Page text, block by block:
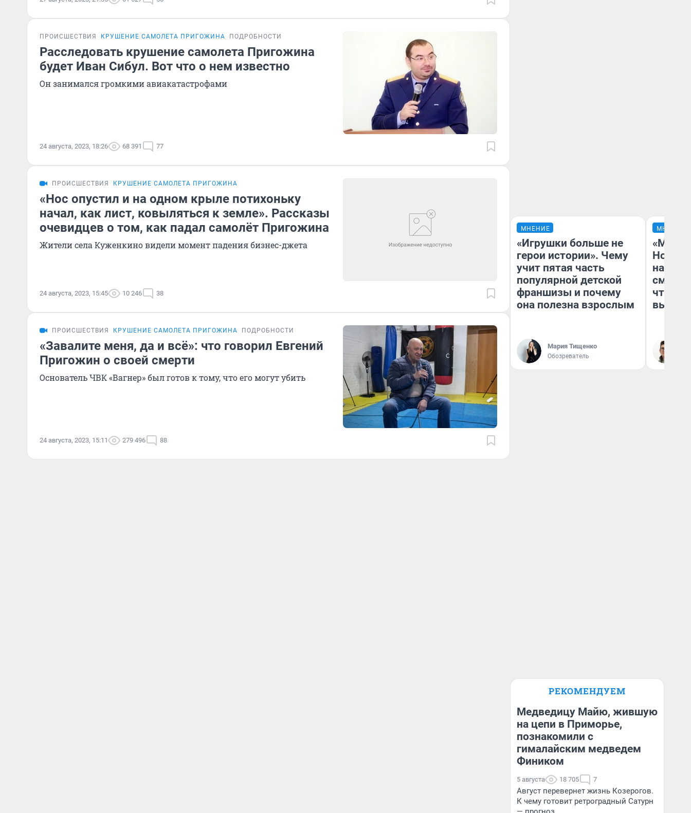
ПРОИСШЕСТВИЯ КРУШЕНИЕ САМОЛЕТА ПРИГОЖИНА ПОДРОБНОСТИ
Расследовать крушение самолета Пригожина
будет Иван Сибул. Вот что о нем известно
Он занимался громкими авиакатастрофами
24 августа, 2023, 18:26 68 391 77
ПРОИСШЕСТВИЯ КРУШЕНИЕ САМОЛЕТА ПРИГОЖИНА
«Нос опустил и на одном крыле потихоньку
начал, как лист, ковыляться к земле». Рассказы
очевидцев о том, как падал самолёт Пригожина
Жители села Куженкино видели момент падения бизнес-джета
24 августа, 2023, 15:45 10 246 38
ПРОИСШЕСТВИЯ КРУШЕНИЕ САМОЛЕТА ПРИГОЖИНА ПОДРОБНОСТИ
«Завалите меня, да и всё»: что говорил Евгений
Пригожин о своей смерти
Основатель ЧВК «Вагнер» был готов к тому, что его могут убить
24 августа, 2023, 15:11 279 496 88
МНЕНИЕ
«Игрушки больше не
герои истории». Чему
учит пятая часть
популярной детской
франшизы и почему
она полезна взрослым
Мария Тищенко
Обозреватель
МНЕНИЕ
«Мы
чтобы
РЕКОМЕНДУЕМ
Медведицу Майю, жившую
на цепи в Приморье,
познакомили с
гималайским медведем
Фиником
5 августа 18 705 7
Август перевернет жизнь Козерогов.
К чему готовит ретроградный Сатурн